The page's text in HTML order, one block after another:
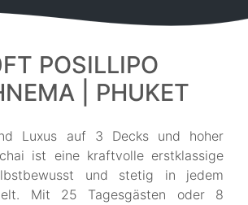
POSILLIPO
| PHUKET
Luxus auf 3 Decks und hoher
ist eine kraftvolle erstklassige
und stetig in jedem
Mit 25 Tagesgästen oder 8